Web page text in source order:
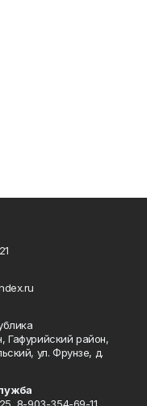
Гафурийский район,
ул. Фрунзе, д.